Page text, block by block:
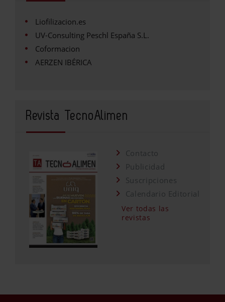
Liofilizacion.es
UV-Consulting Peschl España S.L.
Coformacion
AERZEN IBÉRICA
Revista TecnoAlimen
Contacto
Publicidad
Suscripciones
Calendario Editorial
Ver todas las
revistas